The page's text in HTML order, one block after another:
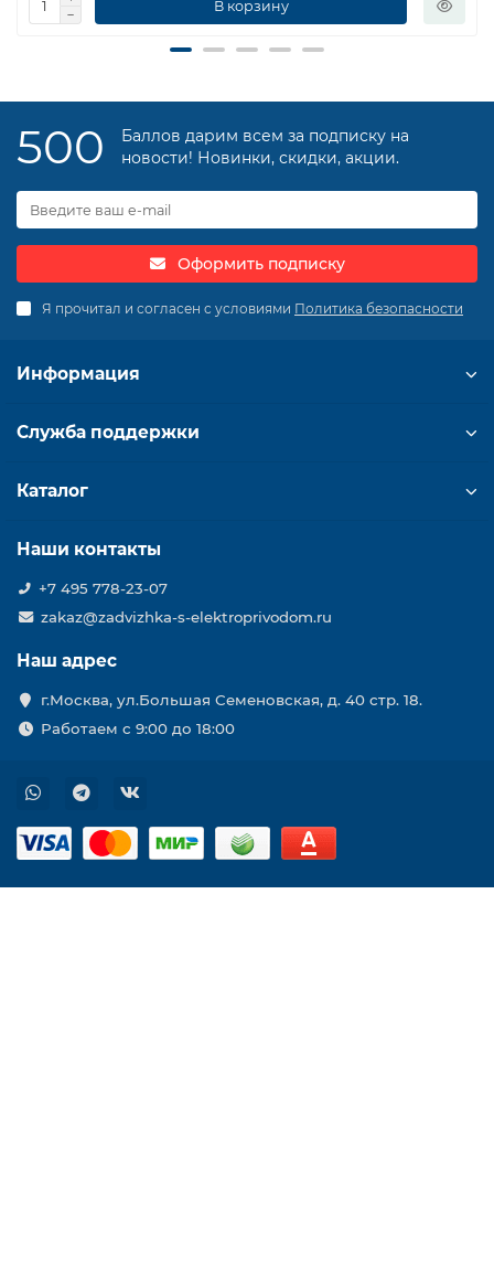
В корзину
500
Баллов дарим всем за подписку на
новости! Новинки, скидки, акции.
Оформить подписку
Я прочитал и согласен с условиями Политика безопасности
Информация
Служба поддержки
Каталог
Наши контакты
+7 495 778-23-07
zakaz@zadvizhka-s-elektroprivodom.ru
Наш адрес
г.Москва, ул.Большая Семеновская, д. 40 стр. 18.
Работаем с 9:00 до 18:00